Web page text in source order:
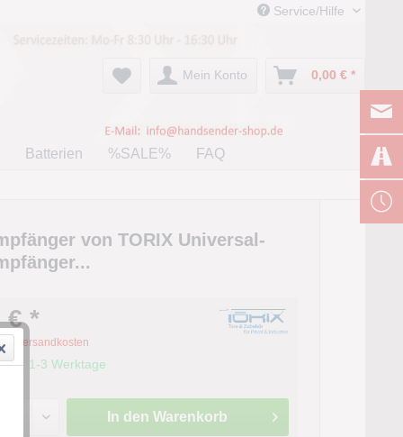
Service/Hilfe
Mein Konto 0,00 € *
Batterien %SALE% FAQ
von TORIX Universal-
€ *
Versandkosten
ca. 1-3 Werktage
In den Warenkorb